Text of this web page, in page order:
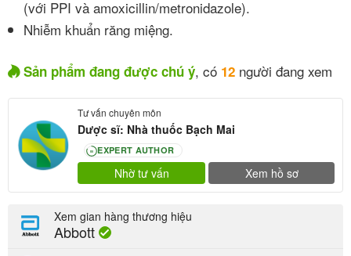
(với PPI và amoxicillin/metronidazole).
Nhiễm khuẩn răng miệng.
Sản phẩm đang được chú ý, có 12 người đang xem
Tư vấn chuyên môn
Dược sĩ: Nhà thuốc Bạch Mai
80 EXPERT AUTHOR
Nhờ tư vấn Xem hồ sơ
Xem gian hàng thương hiệu
Abbott